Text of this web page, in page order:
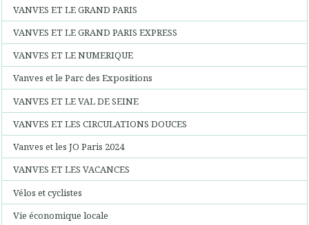
VANVES ET LE GRAND PARIS
VANVES ET LE GRAND PARIS EXPRESS
VANVES ET LE NUMERIQUE
Vanves et le Parc des Expositions
VANVES ET LE VAL DE SEINE
VANVES ET LES CIRCULATIONS DOUCES
Vanves et les JO Paris 2024
VANVES ET LES VACANCES
Vélos et cyclistes
Vie économique locale